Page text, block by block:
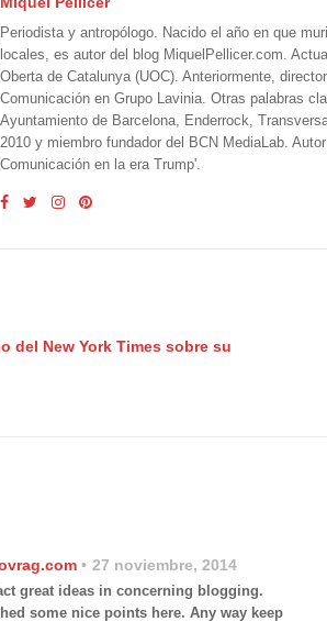
Periodista y antropólogo. Nacido el año en que
locales, es autor del blog MiquelPellicer.com.
Oberta de Catalunya (UOC). Anteriormente,
Comunicación en Grupo Lavinia. Otras palabras
Ayuntamiento de Barcelona, Enderrock,
2010 y miembro fundador del BCN MediaLab.
Comunicación en la era Trump'.
del New York Times sobre su
27 noviembre, 2014
great ideas in concerning blogging.
some nice points here. Any way keep